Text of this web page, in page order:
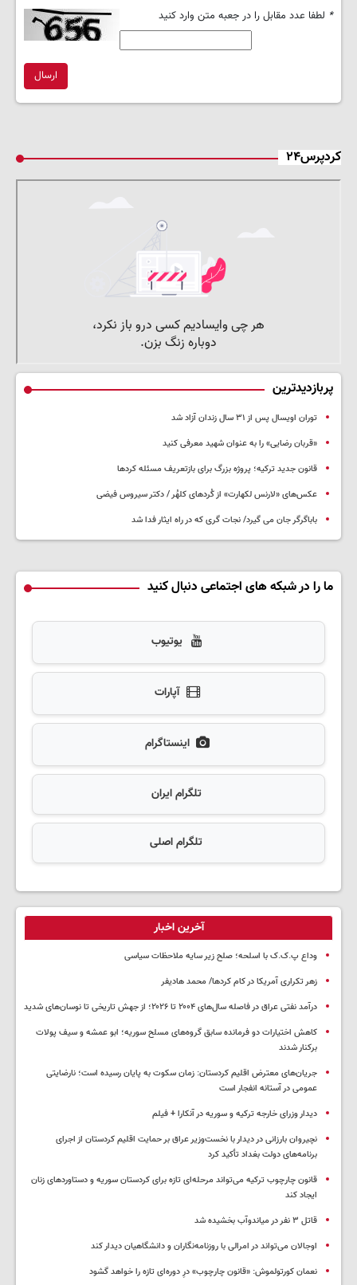
* لطفا عدد مقابل را در جعبه متن وارد کنید
ارسال
کردپرس۲۴
پربازدیدترین
توران اویسال پس از ۳۱ سال زندان آزاد شد
«قربان رضایی» را به عنوان شهید معرفی کنید
قانون جدید ترکیه؛ پروژه بزرگ‌ برای بازتعریف مسئله کردها
عکس‌های «لارنس لکهارت» از کُردهای کلهُر / دکتر سیروس فیضی
باباگرگر جان می گیرد/ نجات گری که در راه ایثار فدا شد
ما را در شبکه های اجتماعی دنبال کنید
یوتیوب
آپارات
اینستاگرام
تلگرام ایران
تلگرام اصلی
آخرین اخبار
وداع پ.ک.ک با اسلحه؛ صلح زیر سایه ملاحظات سیاسی
زهر تکراری آمریکا در کام کردها/ محمد هادیفر
درآمد نفتی عراق در فاصله سال‌های ۲۰۰۴ تا ۲۰۲۶؛ از جهش تاریخی تا نوسان‌های شدید
کاهش اختیارات دو فرمانده سابق گروه‌های مسلح سوریه؛ ابو عمشه و سیف پولات
برکنار شدند
جریان‌های معترض اقلیم کردستان: زمان سکوت به پایان رسیده است؛ نارضایتی
عمومی در آستانه انفجار است
دیدار وزرای خارجه ترکیه و سوریه در آنکارا + فیلم
نچیروان بارزانی در دیدار با نخست‌وزیر عراق بر حمایت اقلیم کردستان از اجرای
برنامه‌های دولت بغداد تأکید کرد
قانون چارچوب ترکیه می‌تواند مرحله‌ای تازه برای کردستان سوریه و دستاوردهای زنان
ایجاد کند
قاتل ٣ نفر در میاندوآب بخشیده شد
اوجالان می‌تواند در امرالی با روزنامه‌نگاران و دانشگاهیان دیدار کند
نعمان کورتولموش: «قانون چارچوب» درِ دوره‌ای تازه را خواهد گشود